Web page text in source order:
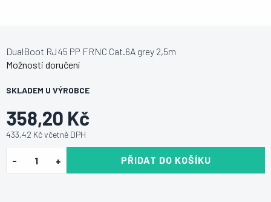
358,20 Kč
433,42 Kč včetně DPH
SKLADEM U VÝROBCE
Možnosti doručení
PŘIDAT DO KOŠÍKU
DualBoot RJ45 PP FRNC Cat.6A grey 2,5m